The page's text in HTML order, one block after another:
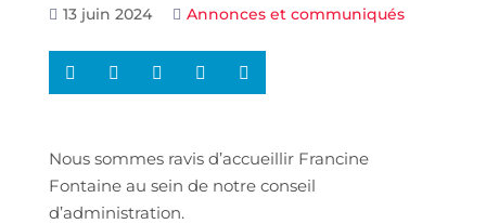
13 juin 2024 Annonces et communiqués
Nous sommes ravis d’accueillir Francine
Fontaine au sein de notre conseil
d’administration.